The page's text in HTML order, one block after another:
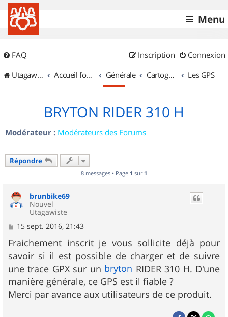
Menu
FAQ Connexion
Inscription
UtagawaVTT (Randos VTT et VTTAE avec traces GPS)
Accueil forum Générale Cartographie et GPS Les GPS
BRYTON RIDER 310 H
Modérateur : Modérateurs des Forums
Répondre
8 messages • Page 1 sur 1
brunbike69
Nouvel
Utagawiste
M
s
s
a
g
e
15 sept. 2016, 21:43
Fraichement inscrit je vous sollicite déjà pour
savoir si il est possible de charger et de suivre
une trace GPX sur un bryton RIDER 310 H. D'une
manière générale, ce GPS est il fiable ?
Merci par avance aux utilisateurs de ce produit.